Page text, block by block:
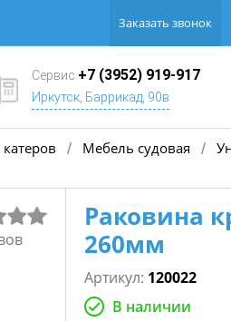
Заказать звонок
Сервис +7 (3952) 919-917
Иркутск, Баррикад, 90в
/ Мебель судовая /
Раковина
260мм
Артикул: 120022
В наличии